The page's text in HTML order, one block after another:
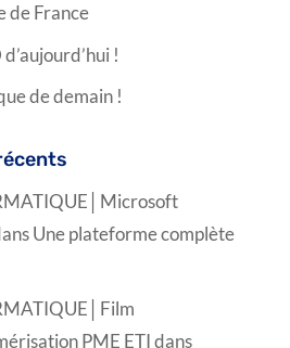
de France
!
de demain !
Une plateforme complète
PME ETIdans